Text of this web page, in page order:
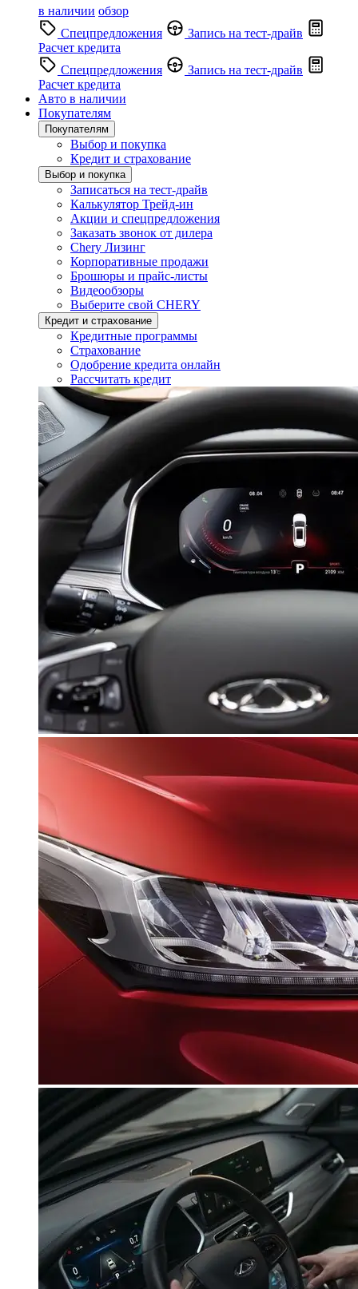
в наличии обзор
Спецпредложения
Запись на тест-драйв
Расчет кредита
Спецпредложения
Запись на тест-драйв
Расчет кредита
Авто в наличии
Покупателям
Покупателям
Выбор и покупка
Кредит и страхование
Выбор и покупка
Записаться на тест-драйв
Калькулятор Трейд-ин
Акции и спецпредложения
Заказать звонок от дилера
Chery Лизинг
Корпоративные продажи
Брошюры и прайс-листы
Видеообзоры
Выберите свой CHERY
Кредит и страхование
Кредитные программы
Страхование
Одобрение кредита онлайн
Рассчитать кредит